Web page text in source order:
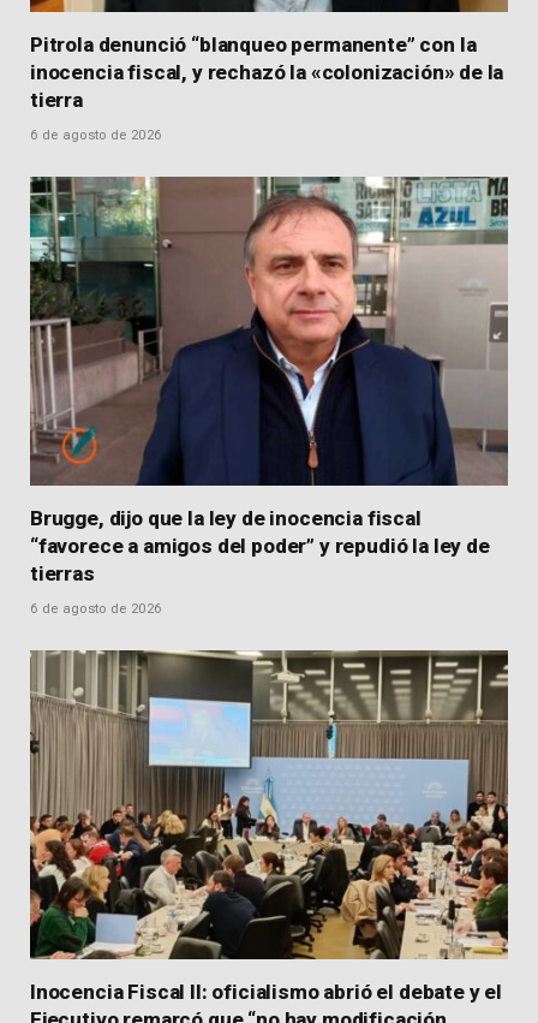
Pitrola denunció “blanqueo permanente” con la
inocencia fiscal, y rechazó la «colonización» de la
tierra
6 de agosto de 2026
Brugge, dijo que la ley de inocencia fiscal
“favorece a amigos del poder” y repudió la ley de
tierras
6 de agosto de 2026
Inocencia Fiscal II: oficialismo abrió el debate y el